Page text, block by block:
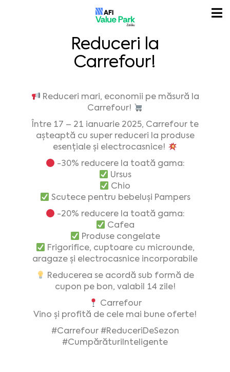
Reduceri la
Carrefour!
Reduceri mari, economii pe măsură la
Carrefour!
Între 17 – 21 ianuarie 2025, Carrefour te
așteaptă cu super reduceri la produse
esențiale și electrocasnice!
-30% reducere la toată gama:
Ursus
Chio
Scutece pentru bebeluși Pampers
-20% reducere la toată gama:
Cafea
Produse congelate
Frigorifice, cuptoare cu microunde,
aragaze și electrocasnice incorporabile
Reducerea se acordă sub formă de
cupon pe bon, valabil 14 zile!
Carrefour
Vino și profită de cele mai bune oferte!
#Carrefour #ReduceriDeSezon
#CumpărăturiInteligente